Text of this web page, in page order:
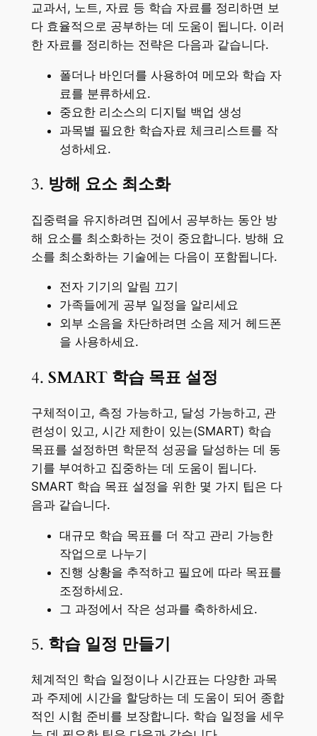
교과서, 노트, 자료 등 학습 자료를 정리하면 보
다 효율적으로 공부하는 데 도움이 됩니다. 이러
한 자료를 정리하는 전략은 다음과 같습니다.
폴더나 바인더를 사용하여 메모와 학습 자
료를 분류하세요.
중요한 리소스의 디지털 백업 생성
과목별 필요한 학습자료 체크리스트를 작
성하세요.
3. 방해 요소 최소화
집중력을 유지하려면 집에서 공부하는 동안 방
해 요소를 최소화하는 것이 중요합니다. 방해 요
소를 최소화하는 기술에는 다음이 포함됩니다.
전자 기기의 알림 끄기
가족들에게 공부 일정을 알리세요
외부 소음을 차단하려면 소음 제거 헤드폰
을 사용하세요.
4. SMART 학습 목표 설정
구체적이고, 측정 가능하고, 달성 가능하고, 관
련성이 있고, 시간 제한이 있는(SMART) 학습
목표를 설정하면 학문적 성공을 달성하는 데 동
기를 부여하고 집중하는 데 도움이 됩니다.
SMART 학습 목표 설정을 위한 몇 가지 팁은 다
음과 같습니다.
대규모 학습 목표를 더 작고 관리 가능한
작업으로 나누기
진행 상황을 추적하고 필요에 따라 목표를
조정하세요.
그 과정에서 작은 성과를 축하하세요.
5. 학습 일정 만들기
체계적인 학습 일정이나 시간표는 다양한 과목
과 주제에 시간을 할당하는 데 도움이 되어 종합
적인 시험 준비를 보장합니다. 학습 일정을 세우